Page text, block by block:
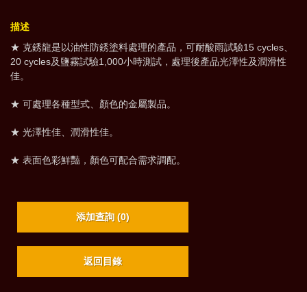
描述
★ 克銹龍是以油性防銹塗料處理的產品，可耐酸雨試驗15 cycles、
20 cycles及鹽霧試驗1,000小時測試，處理後產品光澤性及潤滑性
佳。
★ 可處理各種型式、顏色的金屬製品。
★ 光澤性佳、潤滑性佳。
★ 表面色彩鮮豔，顏色可配合需求調配。
添加查詢 (0)
返回目錄